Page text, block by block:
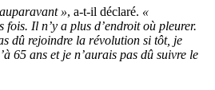
», a-t-il déclaré. «
Il n’y a plus d’endroit où pleurer.
dû rejoindre la révolution si tôt, je
65 ans et je n’aurais pas dû suivre le